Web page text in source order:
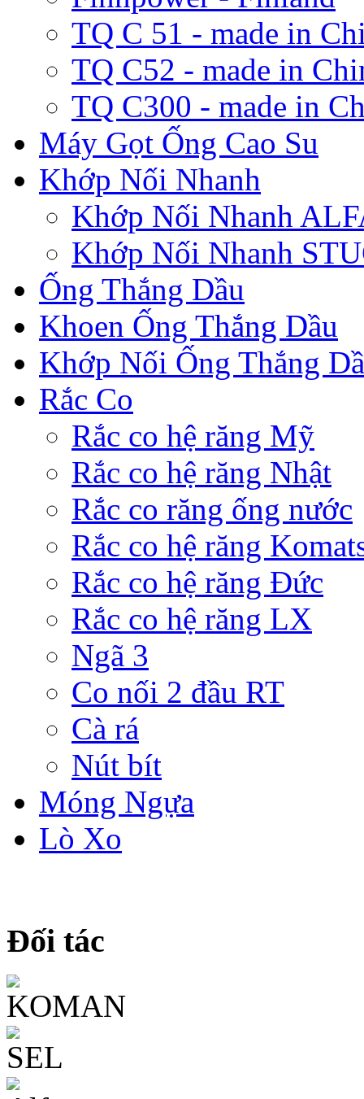
TQ C 51 - made in
TQ C52 - made in
TQ C300 - made in
Máy Gọt Ống Cao Su
Khớp Nối Nhanh
Khớp Nối Nhanh
Khớp Nối Nhanh
Ống Thắng Dầu
Khoen Ống Thắng Dầu
Khớp Nối Ống Thắng
Rắc Co
Rắc co hệ răng Mỹ
Rắc co hệ răng Nhật
Rắc co răng ống nước
Rắc co hệ răng
Rắc co hệ răng Đức
Rắc co hệ răng LX
Ngã 3
Co nối 2 đầu RT
Cà rá
Nút bít
Móng Ngựa
Lò Xo
Đối tác